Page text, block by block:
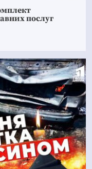
послуг